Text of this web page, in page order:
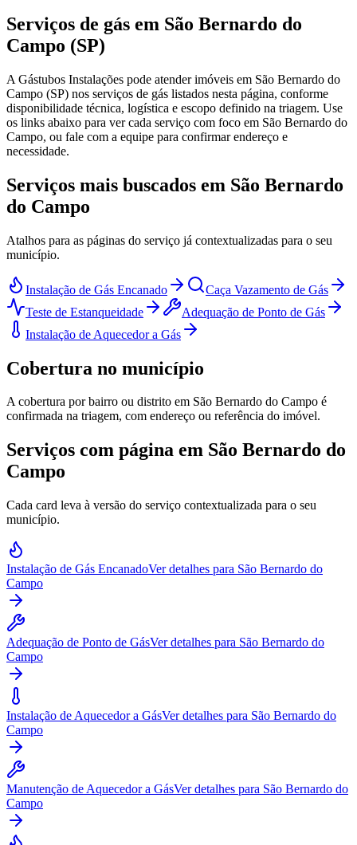
Serviços de gás em São Bernardo do
Campo (SP)
A Gástubos Instalações pode atender imóveis em São Bernardo do
Campo (SP) nos serviços de gás listados nesta página, conforme
disponibilidade técnica, logística e escopo definido na triagem. Use
os links abaixo para ver cada serviço com foco em São Bernardo do
Campo, ou fale com a equipe para confirmar endereço e
necessidade.
Serviços mais buscados em São Bernardo
do Campo
Atalhos para as páginas do serviço já contextualizadas para o seu
município.
Instalação de Gás Encanado
Caça Vazamento de Gás
Teste de Estanqueidade
Adequação de Ponto de Gás
Instalação de Aquecedor a Gás
Cobertura no município
A cobertura por bairro ou distrito em São Bernardo do Campo é
confirmada na triagem, com endereço ou referência do imóvel.
Serviços com página em São Bernardo do
Campo
Cada card leva à versão do serviço contextualizada para o seu
município.
Instalação de Gás EncanadoVer detalhes para São Bernardo do
Campo
Adequação de Ponto de GásVer detalhes para São Bernardo do
Campo
Instalação de Aquecedor a GásVer detalhes para São Bernardo do
Campo
Manutenção de Aquecedor a GásVer detalhes para São Bernardo do
Campo